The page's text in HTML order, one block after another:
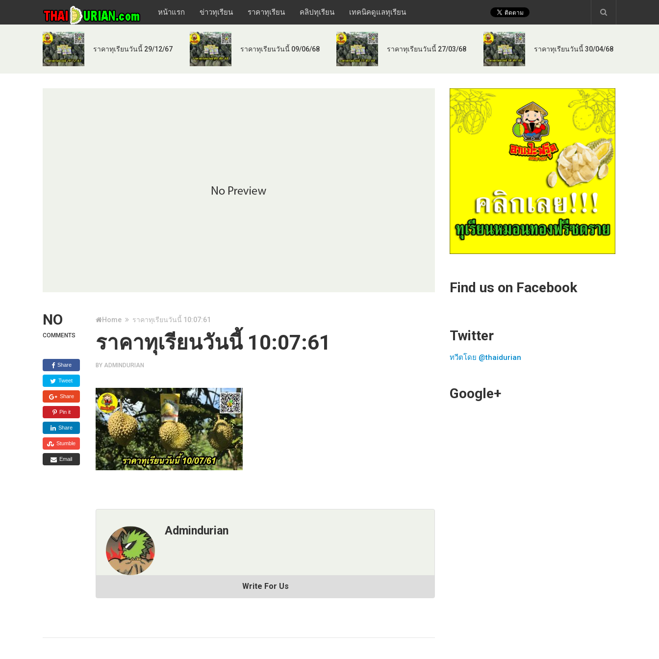
หน้าแรก ข่าวทุเรียน ราคาทุเรียน คลิปทุเรียน เทคนิคดูแลทุเรียน
ราคาทุเรียนวันนี้ 29/12/67 ราคาทุเรียนวันนี้ 09/06/68 ราคาทุเรียนวันนี้ 27/03/68 ราคาทุเรียนวันนี้ 30/04/68
NO
COMMENTS
Share
Tweet
Share
Pin it
Share
Stumble
Email
Home ราคาทุเรียนวันนี้ 10:07:61
ราคาทุเรียนวันนี้ 10:07:61
BY ADMINDURIAN
Admindurian
Write For Us
Find us on Facebook
Twitter
ทวีตโดย @thaidurian
Google+